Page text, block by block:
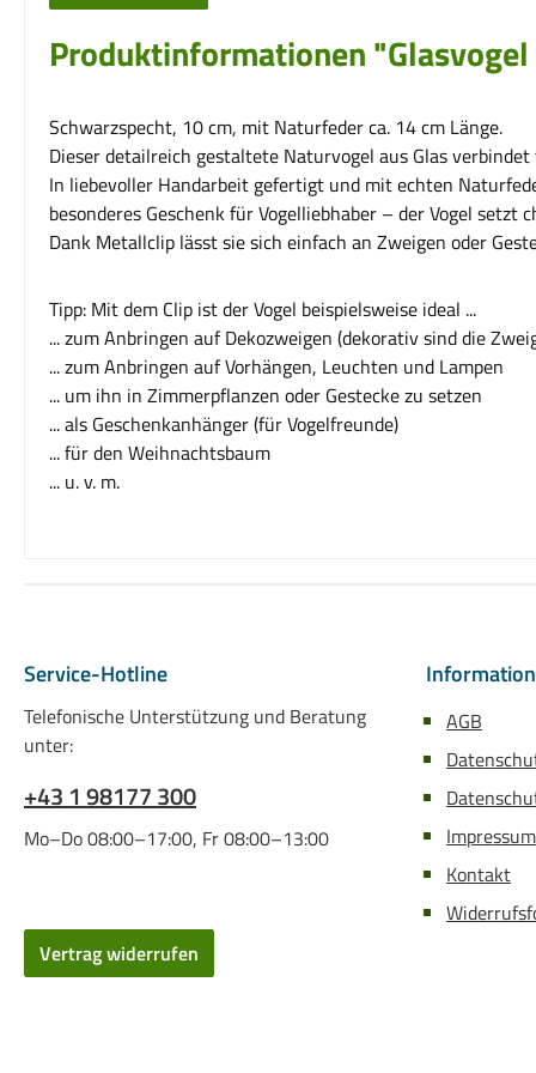
Produktinformationen
Schwarzspecht, 10 cm, mit Naturfeder ca. 14 cm Länge.
Dieser detailreich gestaltete Naturvogel aus Glas
In liebevoller Handarbeit gefertigt und mit echten
besonderes Geschenk für Vogelliebhaber – der Vogel
Dank Metallclip lässt sie sich einfach an Zweigen oder
Tipp: Mit dem Clip ist der Vogel beispielsweise ideal ...
... zum Anbringen auf Dekozweigen (dekorativ sind die
... zum Anbringen auf Vorhängen, Leuchten und Lampen
... um ihn in Zimmerpflanzen oder Gestecke zu setzen
... als Geschenkanhänger (für Vogelfreunde)
... für den Weihnachtsbaum
... u. v. m.
Service-Hotline
Telefonische Unterstützung und Beratung
unter:
+43 1 98177 300
Mo–Do 08:00–17:00, Fr 08:00–13:00
Vertrag widerrufen
AGB
Impressum
Kontakt